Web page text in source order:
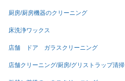
厨房/厨房機器のクリーニング
床洗浄ワックス
店舗 ドア ガラスクリーニング
店舗クリーニング/厨房/グリストラップ清掃